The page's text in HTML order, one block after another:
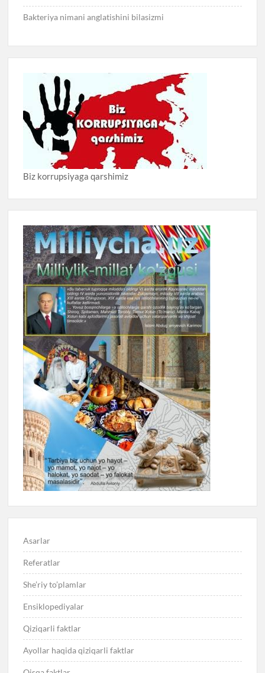
Bakteriya nimani anglatishini bilasizmi
Biz korrupsiyaga qarshimiz
Asarlar
Referatlar
She’riy to’plamlar
Ensiklopediyalar
Qiziqarli faktlar
Ayollar haqida qiziqarli faktlar